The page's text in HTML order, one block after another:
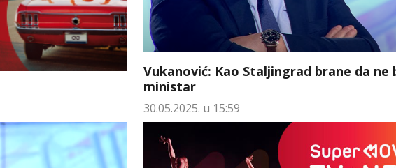
Vukanović: Kao Staljingrad brane da ne
ministar
30.05.2025. u 15:59